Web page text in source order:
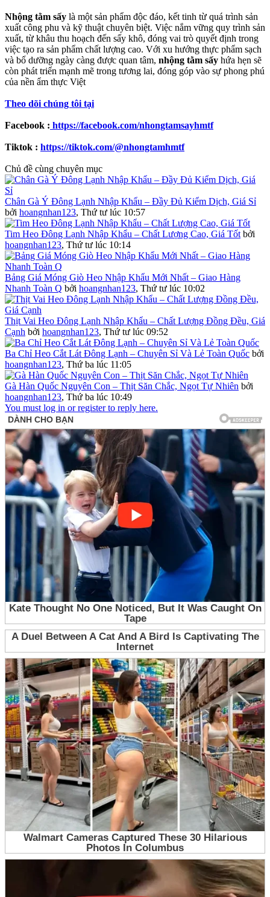
Nhộng tằm sấy là một sản phẩm độc đáo, kết tinh từ quá trình sản
xuất công phu và kỹ thuật chuyên biệt. Việc nắm vững quy trình sản
xuất, từ khâu thu hoạch đến sấy khô, đóng vai trò quyết định trong
việc tạo ra sản phẩm chất lượng cao. Với xu hướng thực phẩm sạch
và bổ dưỡng ngày càng được quan tâm, nhộng tằm sấy hứa hẹn sẽ
còn phát triển mạnh mẽ trong tương lai, đóng góp vào sự phong phú
của nền ẩm thực Việt
Theo dõi chúng tôi tại
Facebook : https://facebook.com/nhongtamsayhmtf
Tiktok : https://tiktok.com/@nhongtamhmtf
Chủ đề cùng chuyên mục
Chân Gà Ý Đông Lạnh Nhập Khẩu – Đầy Đủ Kiểm Dịch, Giá Sỉ
bởi hoangnhan123, Thứ tư lúc 10:57
Tim Heo Đông Lạnh Nhập Khẩu – Chất Lượng Cao, Giá Tốt bởi
hoangnhan123, Thứ tư lúc 10:14
Bảng Giá Móng Giò Heo Nhập Khẩu Mới Nhất – Giao Hàng
Nhanh Toàn Q bởi hoangnhan123, Thứ tư lúc 10:02
Thịt Vai Heo Đông Lạnh Nhập Khẩu – Chất Lượng Đồng Đều, Giá
Cạnh bởi hoangnhan123, Thứ tư lúc 09:52
Ba Chỉ Heo Cắt Lát Đông Lạnh – Chuyên Sỉ Và Lẻ Toàn Quốc bởi
hoangnhan123, Thứ ba lúc 11:05
Gà Hàn Quốc Nguyên Con – Thịt Săn Chắc, Ngọt Tự Nhiên bởi
hoangnhan123, Thứ ba lúc 10:49
You must log in or register to reply here.